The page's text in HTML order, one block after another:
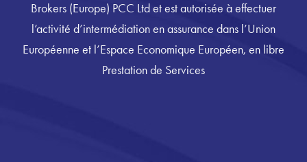
Brokers (Europe) PCC Ltd et est autorisée à effectuer
l’activité d’intermédiation en assurance dans l’Union
Européenne et l’Espace Economique Européen, en libre
Prestation de Services